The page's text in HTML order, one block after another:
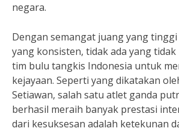
negara.
Dengan semangat juang yang
yang konsisten, tidak ada yang
tim bulu tangkis Indonesia untuk
kejayaan. Seperti yang dikatakan
Setiawan, salah satu atlet ganda
berhasil meraih banyak prestasi
dari kesuksesan adalah ketekunan